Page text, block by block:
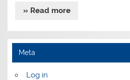
» Read more
Meta
Log in